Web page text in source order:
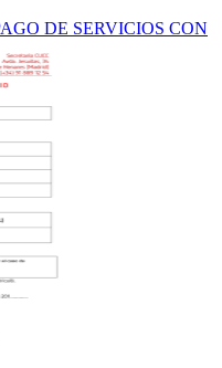
DE SERVICIOS CON